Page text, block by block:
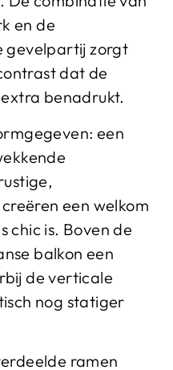
en de
gevelpartij zorgt
dat de
benadrukt.
een
een welkom
chic is. Boven de
balkon een
de verticale
nog statiger
ramen